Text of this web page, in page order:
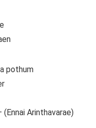
pothum
Arinthavarae)